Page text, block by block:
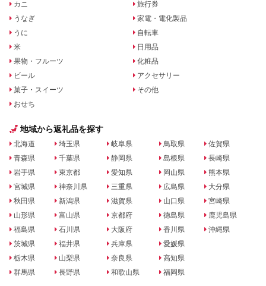
カニ
うなぎ
うに
米
果物・フルーツ
ビール
菓子・スイーツ
おせち
旅行券
家電・電化製品
自転車
日用品
化粧品
アクセサリー
その他
地域から返礼品を探す
北海道
青森県
岩手県
宮城県
秋田県
山形県
福島県
茨城県
栃木県
群馬県
埼玉県
千葉県
東京都
神奈川県
新潟県
富山県
石川県
福井県
山梨県
長野県
岐阜県
静岡県
愛知県
三重県
滋賀県
京都府
大阪府
兵庫県
奈良県
和歌山県
鳥取県
島根県
岡山県
広島県
山口県
徳島県
香川県
愛媛県
高知県
福岡県
佐賀県
長崎県
熊本県
大分県
宮崎県
鹿児島県
沖縄県